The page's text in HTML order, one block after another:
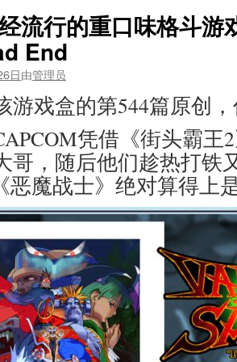
流行的重口味格斗游
End
日由管理员
游戏盒的第544篇原创
凭借《街头霸王
哥，随后他们趁热打铁
恶魔战士》绝对算得上